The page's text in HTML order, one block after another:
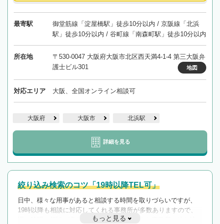
最寄駅
御堂筋線「淀屋橋駅」徒歩10分以内 / 京阪線「北浜
駅」徒歩10分以内 / 谷町線「南森町駅」徒歩10分以内
所在地
〒530-0047 大阪府大阪市北区西天満4-1-4 第三大阪弁
護士ビル301
地図
対応エリア 大阪、全国オンライン相談可
大阪府 大阪市 北浜駅
詳細を見る
絞り込み検索のコツ「19時以降TEL可」
日中、様々な用事があると相談する時間を取りづらいですが、
19時以降も相談に対応してくれる事務所が多数ありますので、
遅い時間の相談が増えそうな場合はそのような事務所に絞り込
もっと見る